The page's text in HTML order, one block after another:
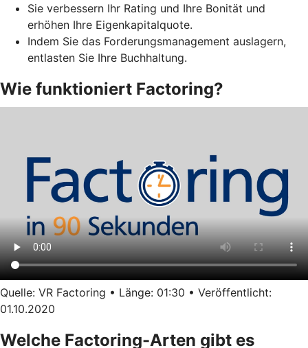
Sie verbessern Ihr Rating und Ihre Bonität und
erhöhen Ihre Eigenkapitalquote.
Indem Sie das Forderungsmanagement auslagern,
entlasten Sie Ihre Buchhaltung.
Wie funktioniert Factoring?
Quelle: VR Factoring • Länge: 01:30 • Veröffentlicht:
01.10.2020
Welche Factoring-Arten gibt es